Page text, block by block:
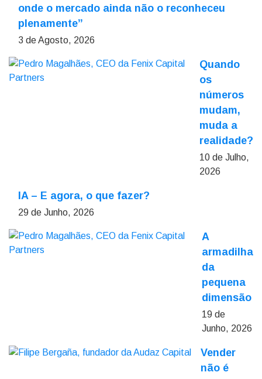
onde o mercado ainda não o reconheceu
plenamente”
3 de Agosto, 2026
Quando
os
números
mudam,
muda a
realidade?
10 de Julho,
2026
IA – E agora, o que fazer?
29 de Junho, 2026
A
armadilha
da
pequena
dimensão
19 de
Junho, 2026
Vender
não é